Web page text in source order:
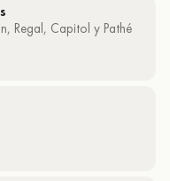
Regal, Capitol y Pathé